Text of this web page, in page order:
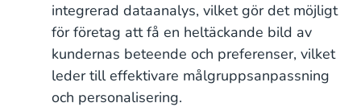
integrerad dataanalys, vilket gör det möjligt
för företag att få en heltäckande bild av
kundernas beteende och preferenser, vilket
leder till effektivare målgruppsanpassning
och personalisering.